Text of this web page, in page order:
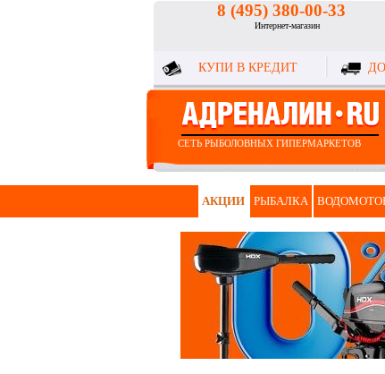
8 (495) 380-00-33
Интернет-магазин
КУПИ В КРЕДИТ
СЕТЬ РЫБОЛОВНЫХ ГИПЕРМАРКЕТОВ
АКЦИИ РЫБАЛКА